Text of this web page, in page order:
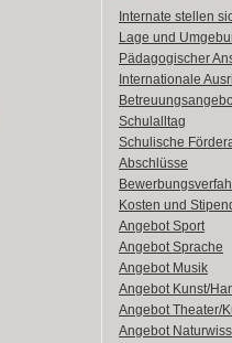
Internate stellen
Lage und
Pädagogischer
Internationale
Schulalltag
Schulische
Abschlüsse
Kosten und
Angebot Sport
Angebot Sprache
Angebot Musik
Angebot Kunst/
Angebot Theater/
Angebot